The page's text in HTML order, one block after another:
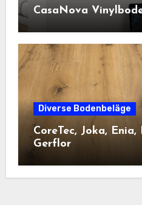
CasaNova
Diverse Bodenbeläge
CoreTec, Joka,
Gerflor